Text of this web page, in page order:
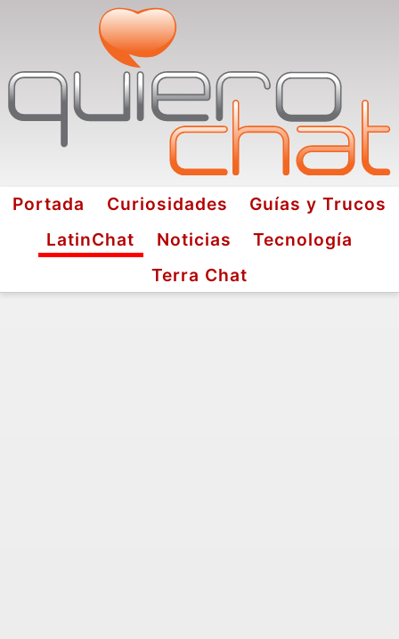
Portada Curiosidades
Guías y Trucos
LatinChat
Noticias
Tecnología
Terra Chat